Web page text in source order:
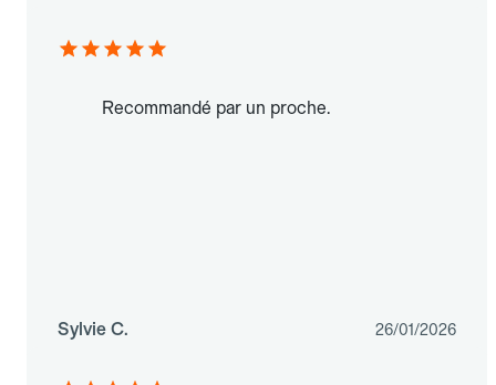
Recommandé par un proche.
Sylvie C. 26/01/2026